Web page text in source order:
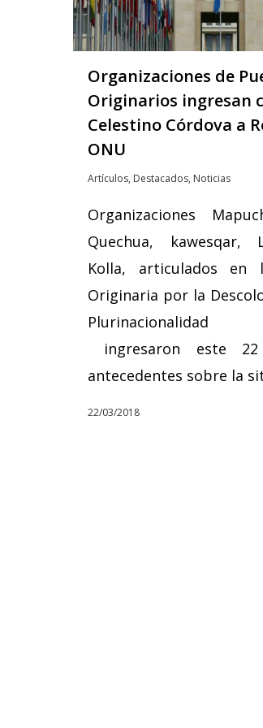
Organizaciones de
Originarios ingresan
Celestino Córdova a
ONU
Artículos, Destacados, Noticias
Organizaciones
Quechua, kawesqar,
Kolla, articulados en
Originaria por la
Plurinacionalidad
ingresaron este
antecedentes sobre la
22/03/2018